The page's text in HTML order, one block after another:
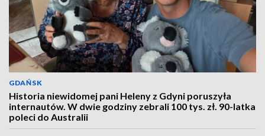
GDAŃSK
Historia niewidomej pani Heleny z Gdyni poruszyła
internautów. W dwie godziny zebrali 100 tys. zł. 90-latka
poleci do Australii